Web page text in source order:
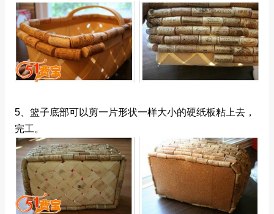
5、篮子底部可以剪一片形状一样大小的硬纸板粘上去，
完工。